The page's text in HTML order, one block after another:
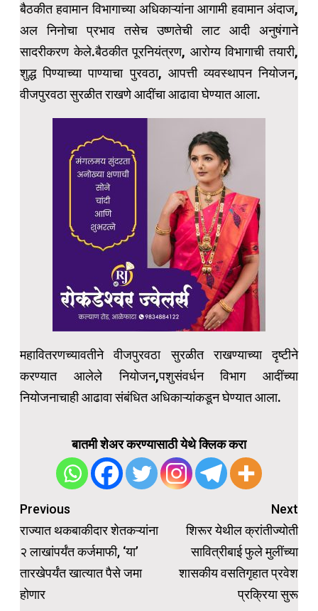
बैठकीत हवामान विभागाच्या अधिकाऱ्यांना आगामी हवामान अंदाज,
अल निनोचा प्रभाव तसेच उष्णतेची लाट आदी अनुषंगाने
सादरीकरण केले.बैठकीत पूरनियंत्रण, आरोग्य विभागाची तयारी,
शुद्ध पिण्याच्या पाण्याचा पुरवठा, आपत्ती व्यवस्थापन नियोजन,
वीजपुरवठा सुरळीत राखणे आदींचा आढावा घेण्यात आला.
महावितरणच्यावतीने वीजपुरवठा सुरळीत राखण्याच्या दृष्‍टीने
करण्यात आलेले नियोजन,पशुसंवर्धन विभाग आदींच्या
नियोजनाचाही आढावा संबंधित अधिकाऱ्यांकडून घेण्यात आला.
बातमी शेअर करण्यासाठी येथे क्लिक करा
Post
navigation
Previous
राज्यात थकबाकीदार शेतकऱ्यांना
२ लाखांपर्यंत कर्जमाफी, ‘या’
तारखेपर्यंत खात्यात पैसे जमा
होणार
Next
शिरूर येथील क्रांतीज्योती
सावित्रीबाई फुले मुलींच्या
शासकीय वसतिगृहात प्रवेश
प्रक्रिया सुरू